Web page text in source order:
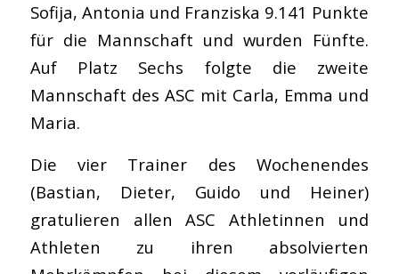
Sofija, Antonia und Franziska 9.141 Punkte
für die Mannschaft und wurden Fünfte.
Auf Platz Sechs folgte die zweite
Mannschaft des ASC mit Carla, Emma und
Maria.
Die vier Trainer des Wochenendes
(Bastian, Dieter, Guido und Heiner)
gratulieren allen ASC Athletinnen und
Athleten zu ihren absolvierten